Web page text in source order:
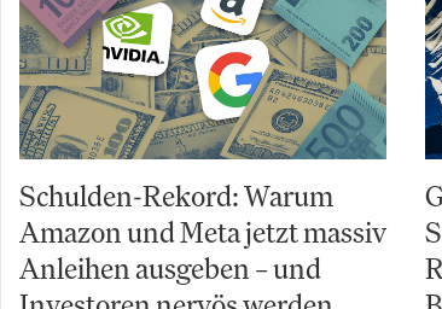
Schulden-Rekord: Warum
Amazon und Meta jetzt massiv
Anleihen ausgeben – und